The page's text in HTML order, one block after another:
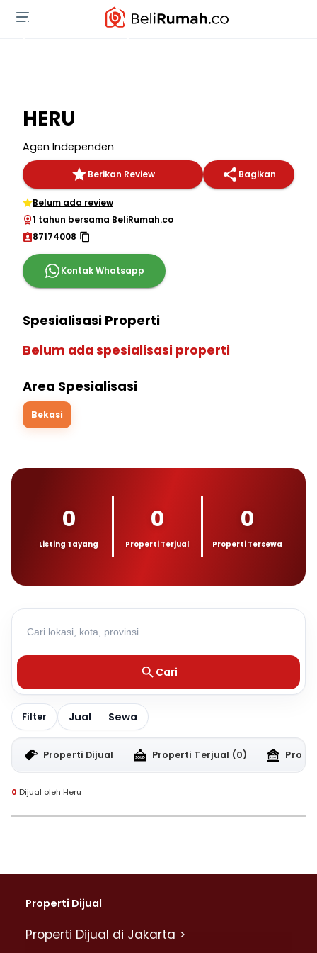
HERU
Agen Independen
Berikan Review Bagikan
Belum ada review
1 tahun bersama BeliRumah.co
87174008
Kontak Whatsapp
Spesialisasi Properti
Belum ada spesialisasi properti
Area Spesialisasi
Bekasi
0
Listing Tayang
0
Properti Terjual
0
Properti Tersewa
Cari
Filter Jual Sewa
Properti Dijual Properti Terjual (0)
0 Dijual oleh Heru
Properti Dijual
Properti Dijual di Jakarta >